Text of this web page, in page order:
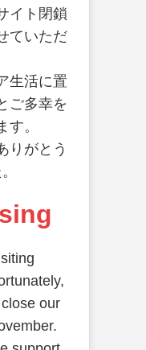
イト閉鎖
ていただ
生活に置
ご多幸を
す。
りがとう
our